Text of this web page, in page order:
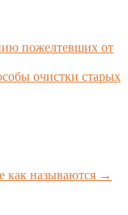
пожелтевших от
очистки старых
как называются →